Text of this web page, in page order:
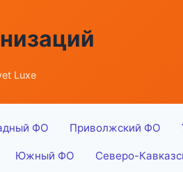
Luxe
ФО Приволжский ФО
Южный ФО Северо-